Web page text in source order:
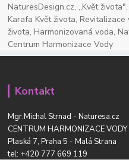
NaturesDesign.cz, ,,Květ
Karafa Květ života,
života, Harmonizovaná voda,
Centrum Harmonizace Vody
Kontakt
Mgr.Michal Strnad - Naturesa.cz
CENTRUM HARMONIZACE VODY
Plaská 7, Praha 5 - Malá Strana
tel: +420 777 669 119